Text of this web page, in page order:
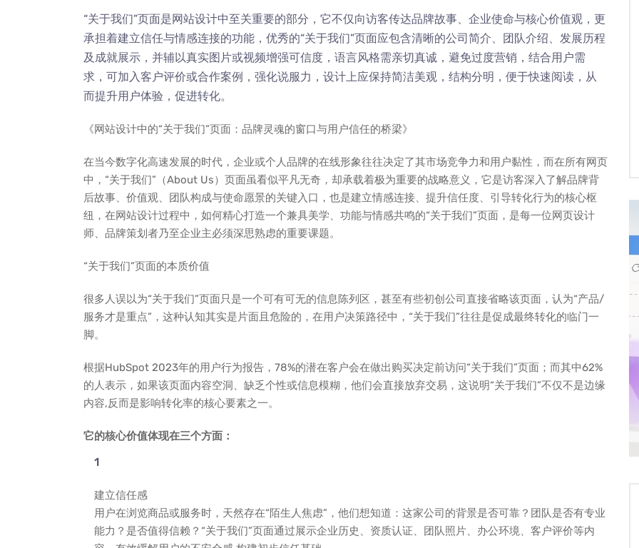
“关于我们”页面是网站设计中至关重要的部分，它不仅向访客传达品牌故事、企业使命与核心价值观，更
承担着建立信任与情感连接的功能，优秀的“关于我们”页面应包含清晰的公司简介、团队介绍、发展历程
及成就展示，并辅以真实图片或视频增强可信度，语言风格需亲切真诚，避免过度营销，结合用户需
求，可加入客户评价或合作案例，强化说服力，设计上应保持简洁美观，结构分明，便于快速阅读，从
而提升用户体验，促进转化。
《网站设计中的“关于我们”页面：品牌灵魂的窗口与用户信任的桥梁》
在当今数字化高速发展的时代，企业或个人品牌的在线形象往往决定了其市场竞争力和用户黏性，而在所有网页
中，“关于我们”（About Us）页面虽看似平凡无奇，却承载着极为重要的战略意义，它是访客深入了解品牌背
后故事、价值观、团队构成与使命愿景的关键入口，也是建立情感连接、提升信任度、引导转化行为的核心枢
纽，在网站设计过程中，如何精心打造一个兼具美学、功能与情感共鸣的“关于我们”页面，是每一位网页设计
师、品牌策划者乃至企业主必须深思熟虑的重要课题。
“关于我们”页面的本质价值
很多人误以为“关于我们”页面只是一个可有可无的信息陈列区，甚至有些初创公司直接省略该页面，认为“产品/
服务才是重点”，这种认知其实是片面且危险的，在用户决策路径中，“关于我们”往往是促成最终转化的临门一
脚。
根据HubSpot 2023年的用户行为报告，78%的潜在客户会在做出购买决定前访问“关于我们”页面；而其中62%
的人表示，如果该页面内容空洞、缺乏个性或信息模糊，他们会直接放弃交易，这说明“关于我们”不仅不是边缘
内容,反而是影响转化率的核心要素之一。
它的核心价值体现在三个方面：
建立信任感
用户在浏览商品或服务时，天然存在“陌生人焦虑”，他们想知道：这家公司的背景是否可靠？团队是否有专业
能力？是否值得信赖？“关于我们”页面通过展示企业历史、资质认证、团队照片、办公环境、客户评价等内